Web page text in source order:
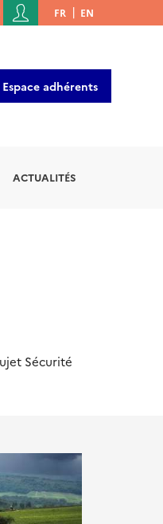
Menu
du
de
l'utilisateur
FR EN
Espace adhérents
ACTUALITÉS
Sécurité